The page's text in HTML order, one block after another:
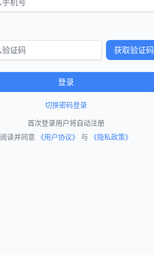
获取验证码
登录
切换密码登录
首次登录用户将自动注册
阅读并同意
《用户协议》 与 《隐私政策》